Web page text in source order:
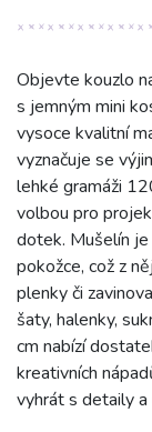
Objevte kouzlo
s jemným mini
vysoce kvalitní
vyznačuje se
lehké gramáži
volbou pro
dotek. Mušelín
pokožce, což z
plenky či
šaty, halenky,
cm nabízí
kreativních
vyhrát s detaily